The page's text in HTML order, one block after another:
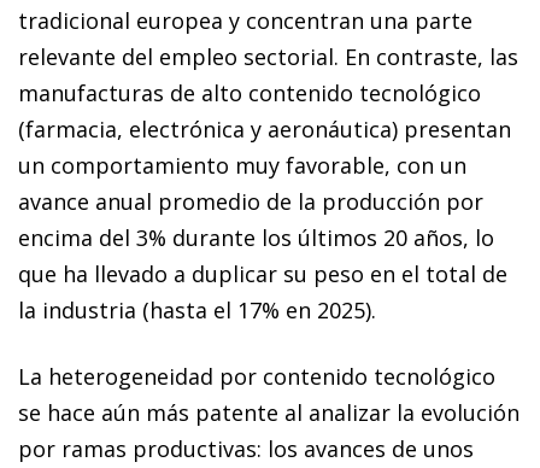
tradicional europea y concentran una parte
relevante del empleo sectorial. En contraste, las
manufacturas de alto contenido tecnológico
(farmacia, electrónica y aeronáutica) presentan
un comportamiento muy favorable, con un
avance anual promedio de la producción por
encima del 3% durante los últimos 20 años, lo
que ha llevado a duplicar su peso en el total de
la industria (hasta el 17% en 2025).
La heterogeneidad por contenido tecnológico
se hace aún más patente al analizar la evolución
por ramas productivas: los avances de unos